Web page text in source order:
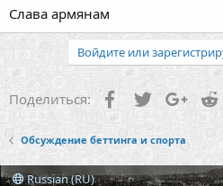
Слава армянам
Войдите или
Поделиться: Facebook
Twitter
Обсуждение беттинга и спорта
Russian (RU)